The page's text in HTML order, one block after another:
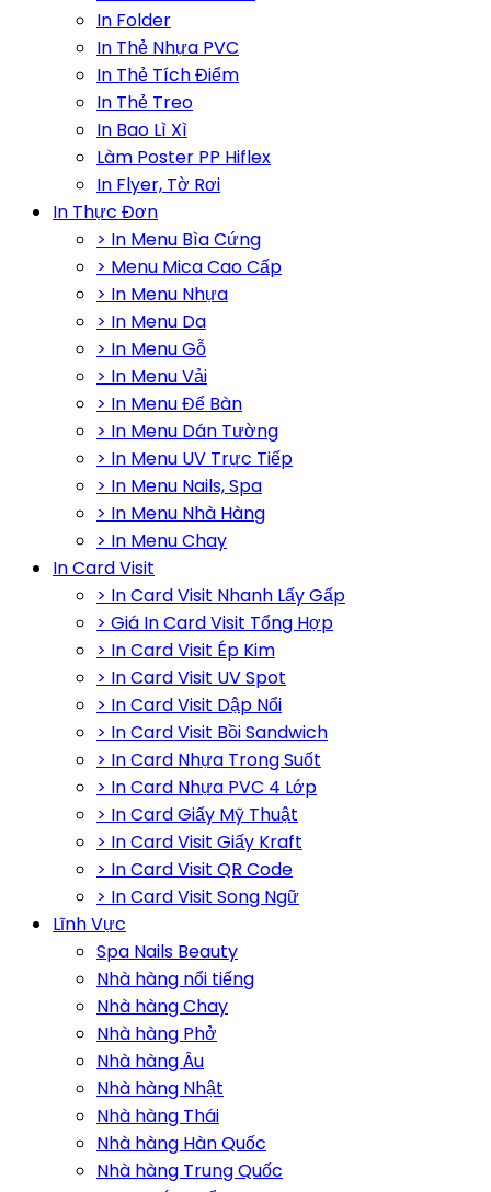
In Folder
In Thẻ Nhựa PVC
In Thẻ Tích Điểm
In Thẻ Treo
In Bao Lì Xì
Làm Poster PP Hiflex
In Flyer, Tờ Rơi
In Thực Đơn
> In Menu Bìa Cứng
> Menu Mica Cao Cấp
> In Menu Nhựa
> In Menu Da
> In Menu Gỗ
> In Menu Vải
> In Menu Để Bàn
> In Menu Dán Tường
> In Menu UV Trực Tiếp
> In Menu Nails, Spa
> In Menu Nhà Hàng
> In Menu Chay
In Card Visit
> In Card Visit Nhanh Lấy Gấp
> Giá In Card Visit Tổng Hợp
> In Card Visit Ép Kim
> In Card Visit UV Spot
> In Card Visit Dập Nổi
> In Card Visit Bồi Sandwich
> In Card Nhựa Trong Suốt
> In Card Nhựa PVC 4 Lớp
> In Card Giấy Mỹ Thuật
> In Card Visit Giấy Kraft
> In Card Visit QR Code
> In Card Visit Song Ngữ
Lĩnh Vực
Spa Nails Beauty
Nhà hàng nổi tiếng
Nhà hàng Chay
Nhà hàng Phở
Nhà hàng Âu
Nhà hàng Nhật
Nhà hàng Thái
Nhà hàng Hàn Quốc
Nhà hàng Trung Quốc